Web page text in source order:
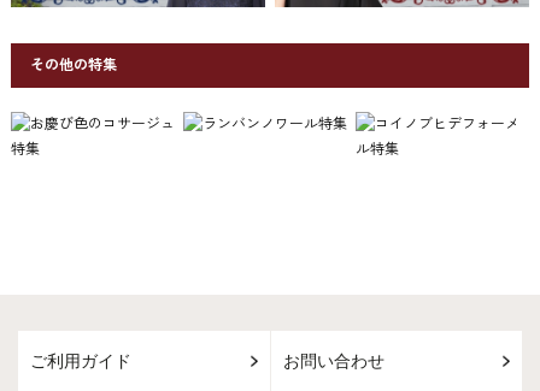
その他の特集
ご利用ガイド お問い合わせ